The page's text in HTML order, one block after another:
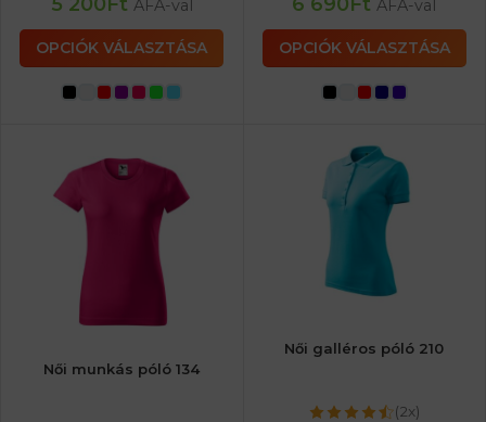
ÁFA-val
OPCIÓK VÁLASZTÁSA
ÁFA-val
OPCIÓK VÁLASZTÁSA
Női munkás póló 134
Női galléros póló 210
(2x)